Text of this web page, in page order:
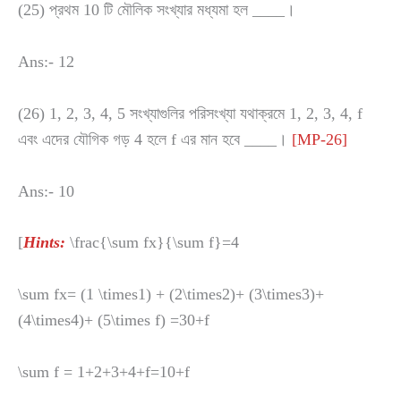
(25) প্রথম 10 টি মৌলিক সংখ্যার মধ্যমা হল ____।
Ans:- 12
(26) 1, 2, 3, 4, 5 সংখ্যাগুলির পরিসংখ্যা যথাক্রমে 1, 2, 3, 4, f
এবং এদের যৌগিক গড় 4 হলে f এর মান হবে ____। [MP-26]
Ans:- 10
[Hints: \frac{\sum fx}{\sum f}=4
\sum fx= (1 \times1) + (2\times2)+ (3\times3)+
(4\times4)+ (5\times f) =30+f
\sum f = 1+2+3+4+f=10+f